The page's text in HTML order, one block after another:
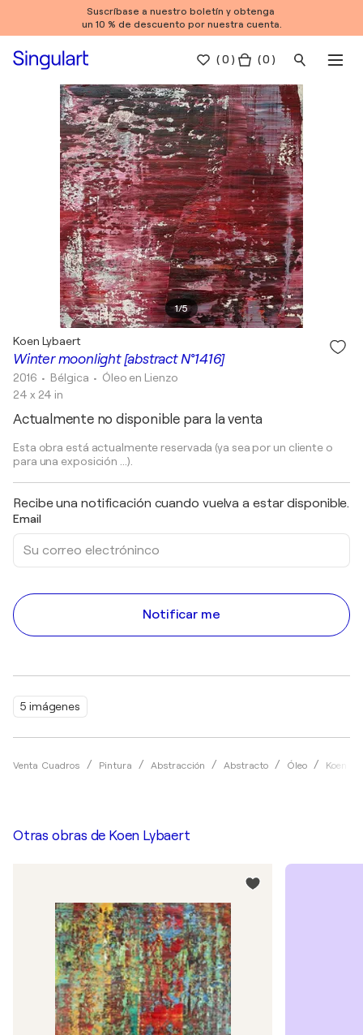
Suscríbase a nuestro boletín y obtenga
un 10 % de descuento por nuestra cuenta.
(0 ) ( 0 )
1/5
5 imágenes
Venta Cuadros Pintura Abstracción Abstracto Óleo Koen
Winter moonlight [abstract N°1416]
Koen Lybaert
2016 • Bélgica • Óleo en Lienzo
24 x 24 in
Actualmente no disponible para la venta
Esta obra está actualmente reservada (ya sea por un cliente o
para una exposición ...).
Recibe una notificación cuando vuelva a estar disponible.
Email
Notificar me
Otras obras de Koen Lybaert